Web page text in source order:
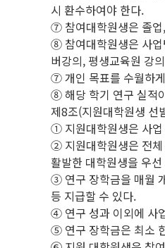
시 환수하여야 한다.
⑦ 참여대학원생은 졸업
⑧ 참여대학원생은 사업
버강의, 평생교육원 강
⑦ 개인 목표를 수월하
⑧ 해당 학기 연구 실적
제8조(지원대학원생 선
① 지원대학원생은 사업
② 지원대학원생은 전체
활발한 대학원생을 우
③ 연구 장학금을 매월
등 지급할 수 있다.
④ 연구 성과 이외에 사
⑤ 연구 장학금은 최소